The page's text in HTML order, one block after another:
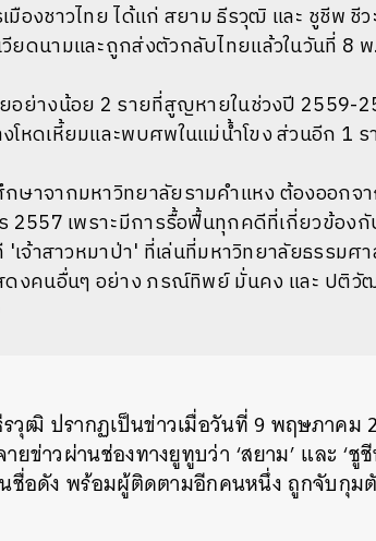
มืองชาวไทย ได้แก่ สยาม ธีรวุฒิ และ ชูชีพ
ยดนามและถูกส่งตัวกลับไทยแล้วในวันที่ 8
อย่างน้อย 2 รายที่สูญหายในช่วงปี 2559-
โหดเหี้ยมและพบศพในแม่น้ำโขง ส่วนอีก 1
ษาจากมหาวิทยาลัยรามคำแหง ต้องออกจ
2557 เพราะมีการรื้อฟื้นทุกคดีที่เกี่ยวข้อง
'เจ้าสาวหมาป่า' ที่เล่นที่มหาวิทยาลัยธรรม
ดงคนอื่นๆ อย่าง ภรณ์ทิพย์ มั่นคง และ ปติ
วุฒิ ปรากฏเป็นข่าวเมื่อวันที่ 9 พฤษภาคม
ข่าวผ่านช่องทางยูทูบว่า ‘สยาม’ และ ‘ชู
ชื่อดัง พร้อมผู้ติดตามอีกคนหนึ่ง ถูกจับกุม